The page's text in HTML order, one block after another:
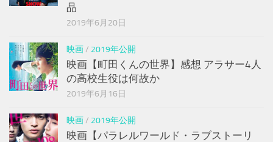
品
2019年6月20日
映画/ 2019年公開
映画【町田くんの世界】感想 アラサー4人
の高校生役は何故か
2019年6月16日
映画/ 2019年公開
映画【パラレルワールド・ラブストーリ